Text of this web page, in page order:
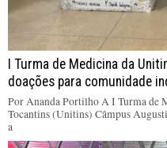
I Turma de Medicina da
doações para comunidade
Por Ananda Portilho A I Turma de
Tocantins (Unitins) Câmpus
a